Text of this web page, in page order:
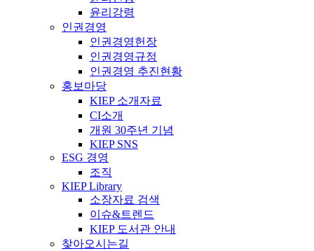
윤리강령
인권경영
인권경영헌장
인권경영규정
인권경영 추진현황
홍보마당
KIEP 소개자료
CI소개
개원 30주년 기념
KIEP SNS
ESG 경영
조직
KIEP Library
소장자료 검색
이슈&트렌드
KIEP 도서관 안내
찾아오시는길